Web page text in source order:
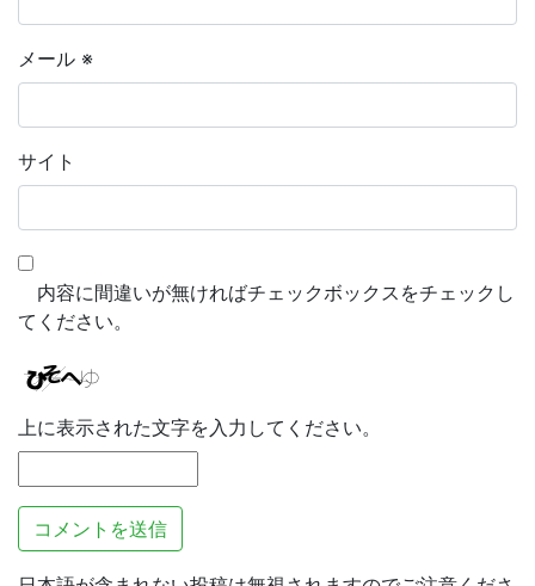
メール ※
サイト
内容に間違いが無ければチェックボックスをチェックし
てください。
上に表示された文字を入力してください。